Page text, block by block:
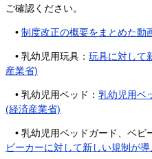
ご確認ください。
• 制度改正の概要をまとめた動
• 乳幼児用玩具： 玩具に対して
産業省)
• 乳幼児用ベッド： 乳幼児用ベ
(経済産業省)
• 乳幼児用ベッドガード、ベビ
ビーカーに対して新しい規制が